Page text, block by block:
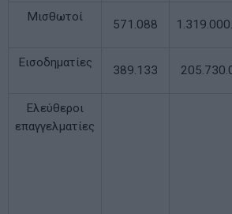
Μισθωτοί
571.088
Εισοδηματίες
389.133
Ελεύθεροι
επαγγελματίες